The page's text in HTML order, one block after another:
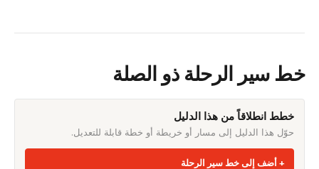
خط سير الرحلة ذو الصلة
خطط انطلاقاً من هذا الدليل
حوّل هذا الدليل إلى مسار أو خريطة أو خطة قابلة للتعديل.
أضف إلى خط سير الرحلة